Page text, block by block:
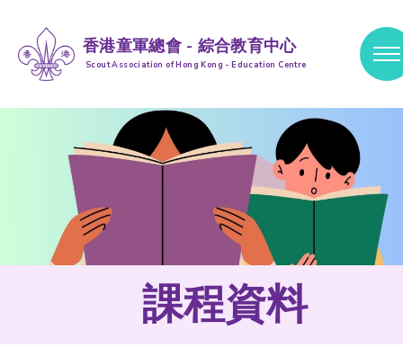
香港童軍總會 - 綜合教育中心
Scout Association of Hong Kong - Education Centre
跳到內容 (按輸入鍵)
課程資料